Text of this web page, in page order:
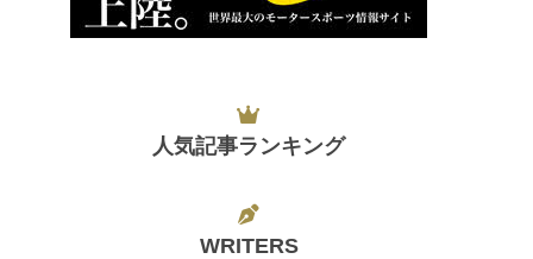
人気記事ランキング
WRITERS